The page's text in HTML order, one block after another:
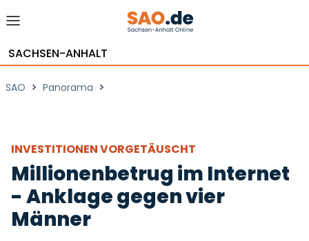
SACHSEN-ANHALT
SAO > Panorama >
INVESTITIONEN VORGETÄUSCHT
Millionenbetrug im Internet
- Anklage gegen vier
Männer